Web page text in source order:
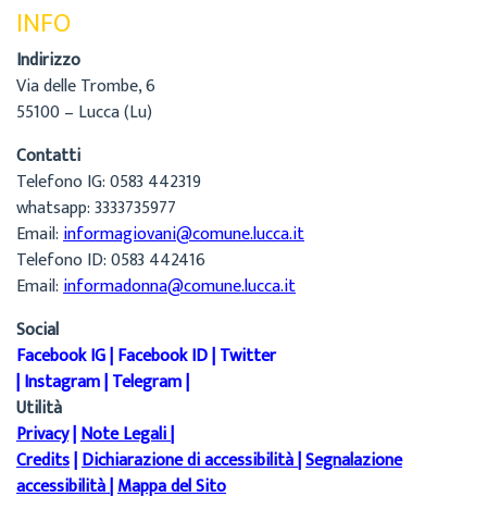
INFO
Indirizzo
Via delle Trombe, 6
55100 – Lucca (Lu)
Contatti
Telefono IG: 0583 442319
whatsapp: 3333735977
Email:informagiovani@comune.lucca.it
Telefono ID: 0583 442416
Email:informadonna@comune.lucca.it
Social
Facebook IG|Facebook ID|Twitter
|Instagram|Telegram|
Utilità
Privacy|Note Legali|
Credits|Dichiarazione di accessibilità|Segnalazione
accessibilità|Mappa del Sito